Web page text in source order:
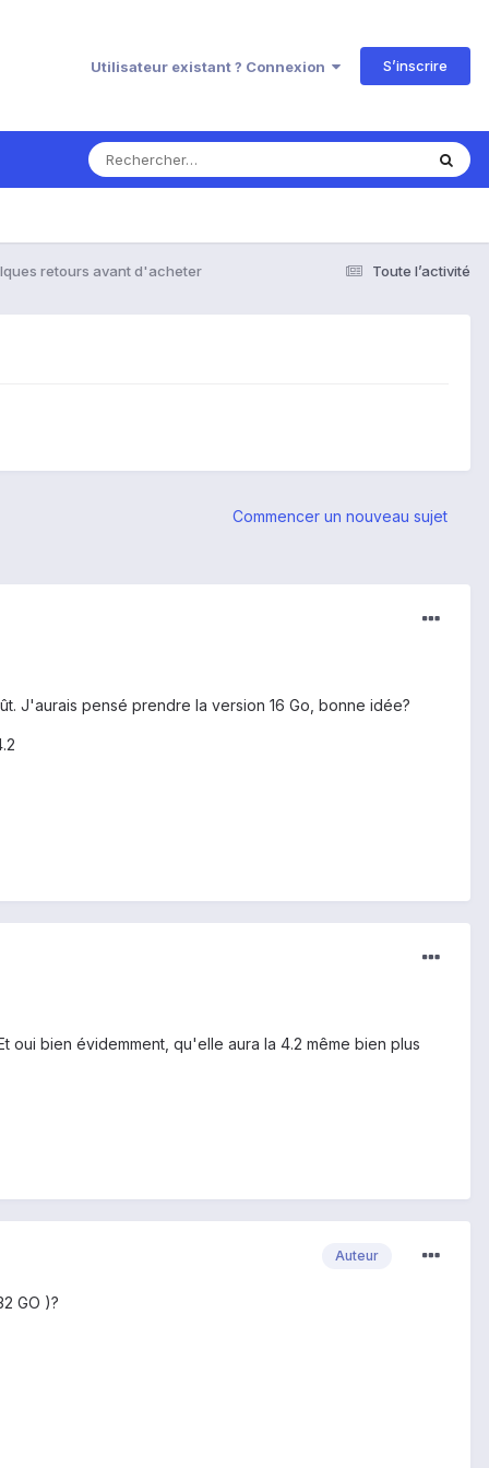
Utilisateur existant ? Connexion S’inscrire
Toute l’activité
retours avant d'acheter
Commencer un nouveau sujet
J'aurais pensé prendre la version 16 Go, bonne idée?
oui bien évidemment, qu'elle aura la 4.2 même bien plus
Auteur
GO )?